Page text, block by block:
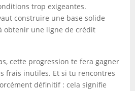
trop exigeantes.
construire une base solide
obtenir une ligne de crédit
cette progression te fera gagner
frais inutiles. Et si tu rencontres
définitif : cela signifie